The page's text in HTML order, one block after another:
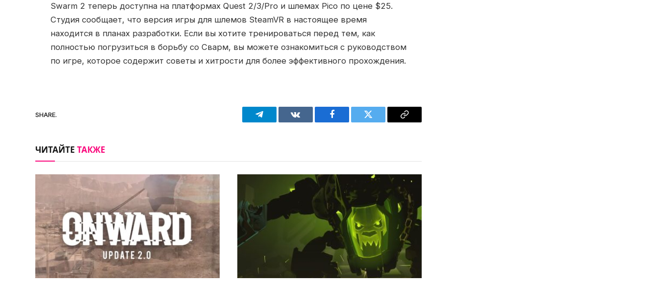
Swarm 2 теперь доступна на платформах Quest 2/3/Pro и шлемах Pico по цене $25.
Студия сообщает, что версия игры для шлемов SteamVR в настоящее время
находится в планах разработки. Если вы хотите тренироваться перед тем, как
полностью погрузиться в борьбу со Сварм, вы можете ознакомиться с руководством
по игре, которое содержит советы и хитрости для более эффективного прохождения.
SHARE.
Telegram VKontakteFacebook Twitter
Copy
ЧИТАЙТЕТАКЖЕ